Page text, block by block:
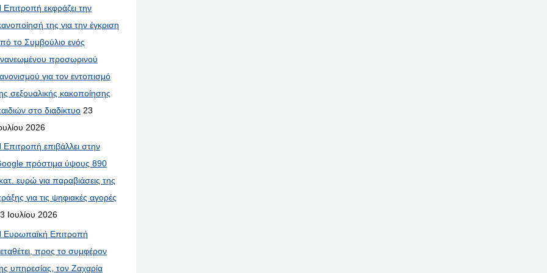
Επιτροπή εκφράζει την
της για την έγκριση
το Συμβούλιο ενός
προσωρινού
για τον εντοπισμό
σεξουαλικής κακοποίησης
στο διαδίκτυο 23
2026
Επιτροπή επιβάλλει στην
πρόστιμα ύψους 890
ευρώ για παραβιάσεις της
για τις ψηφιακές αγορές
Ιουλίου 2026
Ευρωπαϊκή Επιτροπή
προς το συμφέρον
υπηρεσίας, τον Ζαχαρία